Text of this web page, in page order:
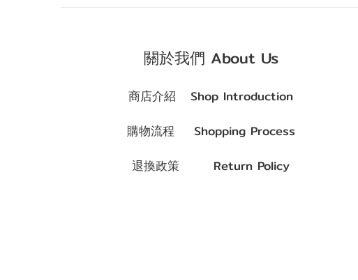
關於我們 About Us
商店介紹 Shop Introduction
購物流程
Shopping Process
退換政策
Return Policy